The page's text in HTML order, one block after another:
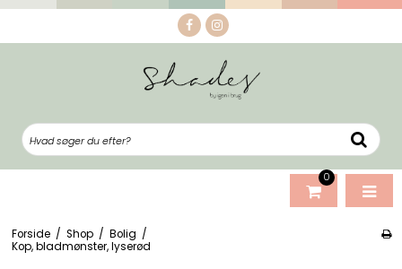
0
Forside / Shop / Bolig /
Kop, bladmønster, lyserød